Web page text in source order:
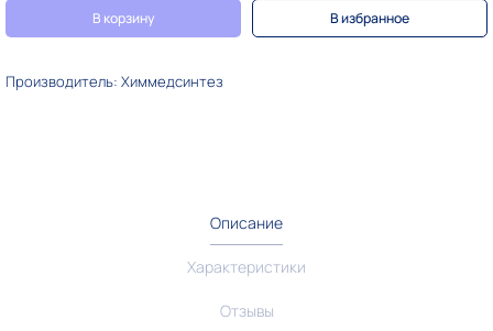
В корзину В избранное
Производитель: Химмедсинтез
Описание
Характеристики
Отзывы